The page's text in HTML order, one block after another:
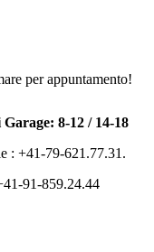
per appuntamento!
8-12 / 14-18
: +41-79-621.77.31.
91-859.24.44